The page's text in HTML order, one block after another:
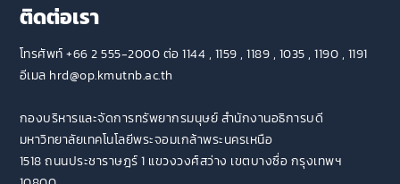
ติดต่อเรา
โทรศัพท์ +66 2 555-2000 ต่อ 1144 , 1159 , 1189 , 1035 , 1190 , 1191
อีเมล hrd@op.kmutnb.ac.th
กองบริหารและจัดการทรัพยากรมนุษย์ สำนักงานอธิการบดี
มหาวิทยาลัยเทคโนโลยีพระจอมเกล้าพระนครเหนือ
1518 ถนนประชาราษฎร์ 1 แขวงวงศ์สว่าง เขตบางซื่อ กรุงเทพฯ